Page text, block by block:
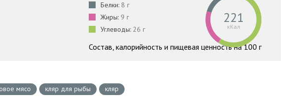
Белки: 8 г
Жиры: 9 г
Углеводы: 26 г
221
кКал
Состав, калорийность и пищевая ценность на 100 г
мясо кляр для рыбы кляр